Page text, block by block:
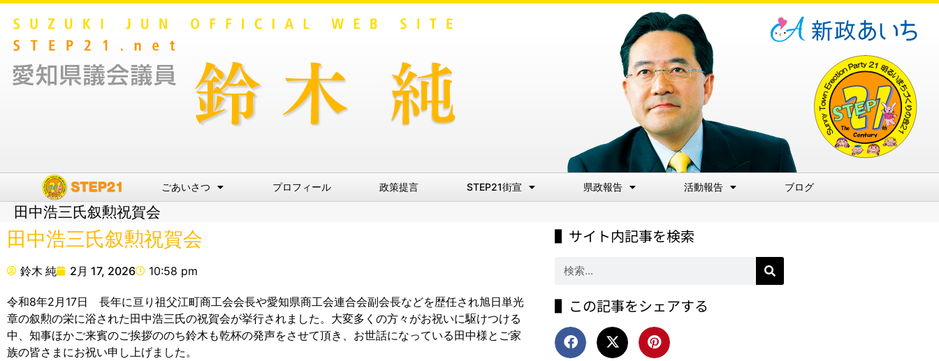
ごあいさつ プロフィール 政策提言 STEP21街宣 県政報告 活動報告 ブログ
田中浩三氏叙勲祝賀会
田中浩三氏叙勲祝賀会
鈴木 純 2月 17, 2026 10:58 pm
令和8年2月17日 長年に亘り祖父江町商工会会長や愛知県商工会連合会副会長などを歴任され旭日単光
章の叙勲の栄に浴された田中浩三氏の祝賀会が挙行されました。大変多くの方々がお祝いに駆けつける
中、知事ほかご来賓のご挨拶ののち鈴木も乾杯の発声をさせて頂き、お世話になっている田中様とご家
族の皆さまにお祝い申し上げました。
▌サイト内記事を検索
▌この記事をシェアする